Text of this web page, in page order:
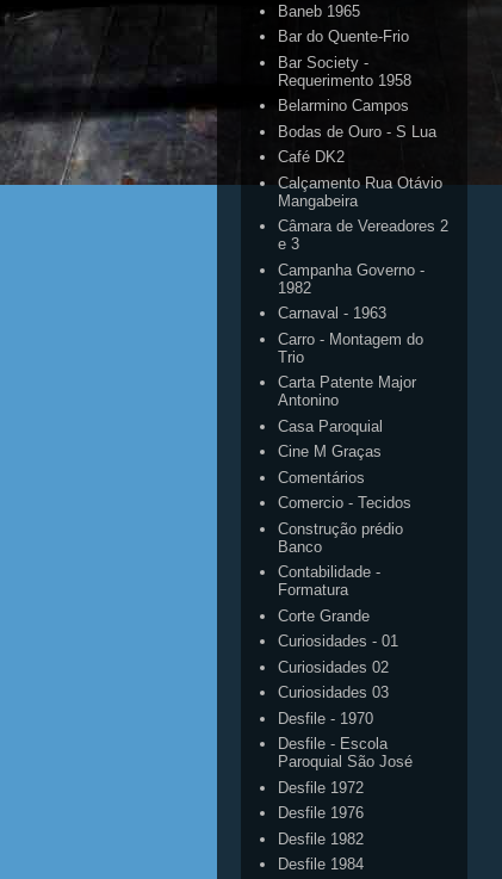
Baneb 1965
Bar do Quente-Frio
Bar Society -
Requerimento 1958
Belarmino Campos
Bodas de Ouro - S Lua
Café DK2
Calçamento Rua Otávio
Mangabeira
Câmara de Vereadores 2
e 3
Campanha Governo -
1982
Carnaval - 1963
Carro - Montagem do
Trio
Carta Patente Major
Antonino
Casa Paroquial
Cine M Graças
Comentários
Comercio - Tecidos
Construção prédio
Banco
Contabilidade -
Formatura
Corte Grande
Curiosidades - 01
Curiosidades 02
Curiosidades 03
Desfile - 1970
Desfile - Escola
Paroquial São José
Desfile 1972
Desfile 1976
Desfile 1982
Desfile 1984